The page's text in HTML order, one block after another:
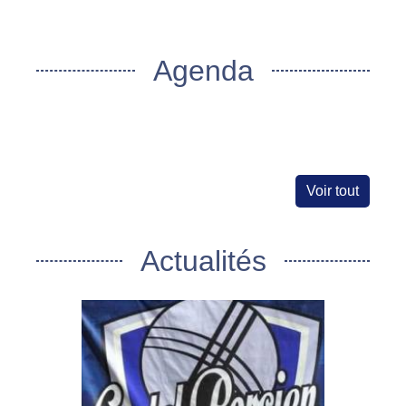
Agenda
Voir tout
Actualités